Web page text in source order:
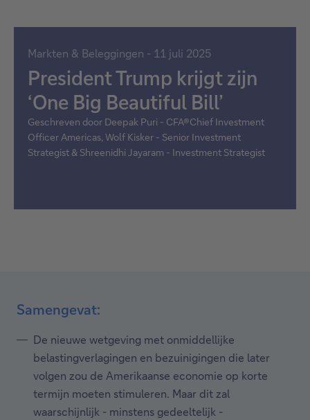
Markten & Beleggingen - 11 juli 2025
President Trump krijgt zijn
‘One Big Beautiful Bill’
Geschreven door Deepak Puri - CFA®Chief Investment
Officer Americas, Wolf Kisker - Senior Investment
Strategist & Shreenidhi Jayaram - Investment Strategist
Samengevat:
De nieuwe wetgeving met onmiddellijke
belastingverlagingen en bezuinigingen die later
volgen zou de Amerikaanse economie op korte
termijn moeten stimuleren. Maar dit zal
waarschijnlijk - minstens gedeeltelijk -